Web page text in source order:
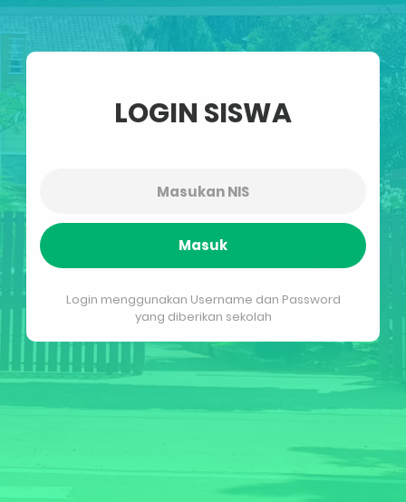
LOGIN SISWA
Masuk
Login menggunakan Username dan Password
yang diberikan sekolah